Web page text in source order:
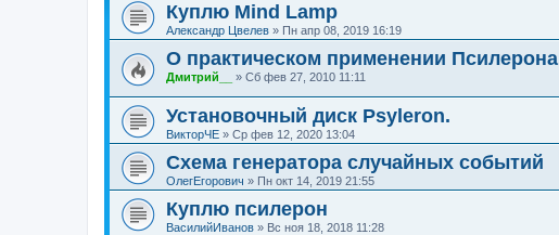
Куплю Mind Lamp
Александр Цвелев » Пн апр 08, 2019 16:19
О практическом применении Псилерона
Дмитрий__ » Сб фев 27, 2010 11:11
Установочный диск Psyleron.
ВикторЧЕ » Ср фев 12, 2020 13:04
Схема генератора случайных событий
ОлегЕгорович » Пн окт 14, 2019 21:55
Куплю псилерон
ВасилийИванов » Вс ноя 18, 2018 11:28